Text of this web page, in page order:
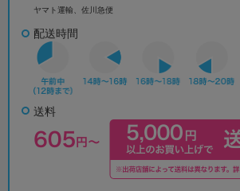
ヤマト運輸、佐川急便
配送時間
送料